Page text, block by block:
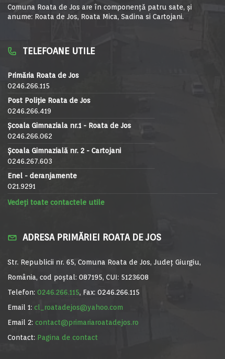
Comuna Roata de Jos are în componență patru sate, și
anume: Roata de Jos, Roata Mica, Sadina si Cartojani.
TELEFOANE UTILE
Primăria Roata de Jos
0246.266.115
Post Poliție Roata de Jos
0246.266.419
Școala Gimnaziala nr.1 - Roata de Jos
0246.266.062
Școala Gimnazială nr. 2 - Cartojani
0246.267.603
Enel - deranjamente
021.9291
Vedeți toate contactele utile
ADRESA PRIMĂRIEI ROATA DE JOS
Str. Republicii nr. 65, Comuna Roata de Jos, Județ Giurgiu,
România, cod poștal: 087195, CUI: 5123608
Telefon: 0246.266.115, Fax: 0246.266.115
Email 1: cl_roatadejos@yahoo.com
Email 2: contact@primariaroatadejos.ro
Contact: Pagina de contact